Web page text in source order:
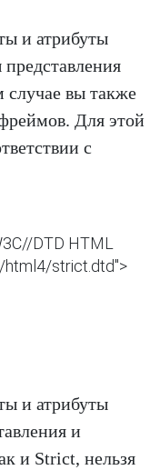
и атрибуты
случае вы также
Для этой
с
DTD HTML
html4/strict.dtd">
и атрибуты
и
и Strict, нельзя